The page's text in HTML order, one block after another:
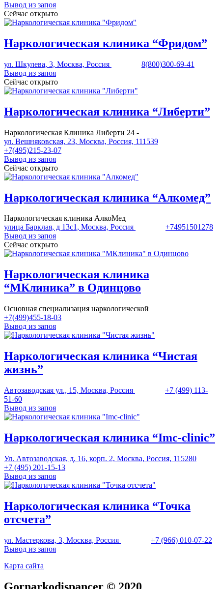
Вывод из запоя
Сейчас открыто
Наркологическая клиника “Фридом”
ул. Шкулева, 3, Москва, Россия
8(800)300-69-41
Вывод из запоя
Сейчас открыто
Наркологическая клиника “Либерти”
Наркологическая Клиника Либерти 24 -
ул. Вешняковская, 23, Москва, Россия, 111539
+7(495)215-23-07
Вывод из запоя
Сейчас открыто
Наркологическая клиника “Алкомед”
Наркологическая клиника АлкоМед
улица Барклая, д 13с1, Москва, Россия
+74951501278
Вывод из запоя
Сейчас открыто
Наркологическая клиника
“МКлиника” в Одинцово
Основная специализация наркологической
+7(499)455-18-03
Вывод из запоя
Наркологическая клиника “Чистая
жизнь”
Автозаводская ул., 15, Москва, Россия
+7 (499) 113-
51-60
Вывод из запоя
Наркологическая клиника “Imc-clinic”
Ул. Автозаводская, д. 16, корп. 2, Москва, Россия, 115280
+7 (495) 201-15-13
Вывод из запоя
Наркологическая клиника “Точка
отсчета”
ул. Мастеркова, 3, Москва, Россия
+7 (966) 010-07-22
Вывод из запоя
Карта сайта
Gornarkodispancer © 2020